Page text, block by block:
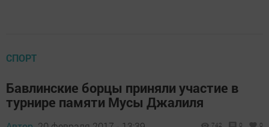
СПОРТ
Бавлинские борцы приняли участие в
турнире памяти Мусы Джалиля
742 0 0